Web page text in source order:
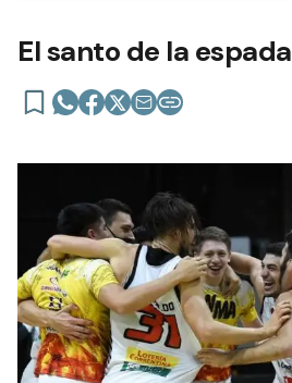
El santo de la espada